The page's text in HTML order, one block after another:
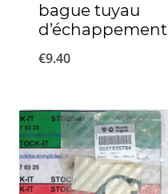
bague tuyau
d’échappement
€9.40